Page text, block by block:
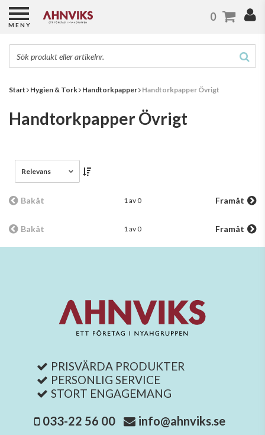
Start Hygien & Tork Handtorkpapper Handtorkpapper Övrigt
Handtorkpapper Övrigt
Relevans
Bakåt 1 av 0 Framåt
Bakåt 1 av 0 Framåt
PRISVÄRDA PRODUKTER
PERSONLIG SERVICE
STORT ENGAGEMANG
033-22 56 00 info@ahnviks.se
MENY
0